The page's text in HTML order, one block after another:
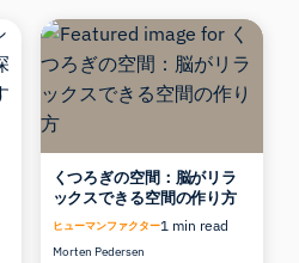
くつろぎの空間：脳がリラ
ックスできる空間の作り方
ヒューマンファクター1 min read
Morten Pedersen